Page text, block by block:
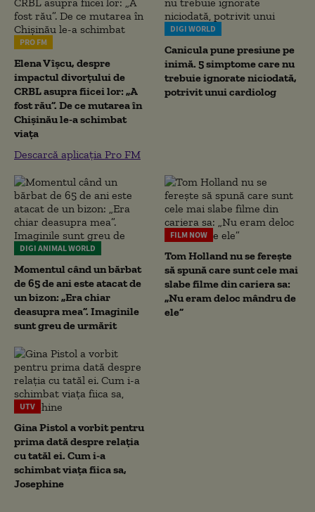
PRO FM
Elena Vîșcu, despre
impactul divorțului de
CRBL asupra fiicei lor: „A
fost rău”. De ce mutarea în
Chișinău le-a schimbat
viața
Descarcă aplicația Pro FM
DIGI WORLD
Canicula pune presiune pe
inimă. 5 simptome care nu
trebuie ignorate niciodată,
potrivit unui cardiolog
DIGI ANIMAL WORLD
Momentul când un bărbat
de 65 de ani este atacat de
un bizon: „Era chiar
deasupra mea”. Imaginile
sunt greu de urmărit
FILM NOW
Tom Holland nu se ferește
să spună care sunt cele mai
slabe filme din cariera sa:
„Nu eram deloc mândru de
ele”
UTV
Gina Pistol a vorbit pentru
prima dată despre relația
cu tatăl ei. Cum i-a
schimbat viața fiica sa,
Josephine